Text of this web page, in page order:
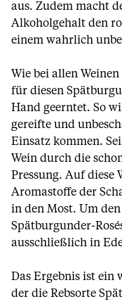
aus. Zudem macht
Alkoholgehalt den
einem wahrlich
Wie bei allen
für diesen
Hand geerntet. So
gereifte und
Einsatz kommen.
Wein durch die
Pressung. Auf diese
Aromastoffe der
in den Most. Um
Spätburgunder-
ausschließlich in
Das Ergebnis ist ein
der die Rebsorte